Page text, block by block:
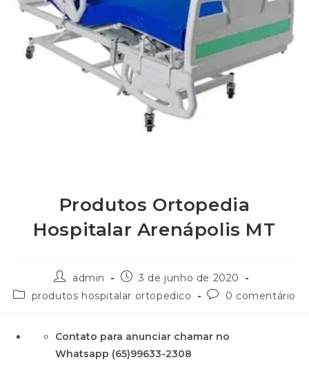
Produtos Ortopedia
Hospitalar Arenápolis MT
admin
3 de junho de 2020
produtos hospitalar ortopedico
0 comentário
Contato para anunciar chamar no
Whatsapp (65)99633-2308